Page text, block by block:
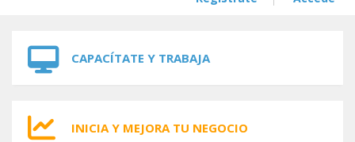
CAPACÍTATE Y TRABAJA
INICIA Y MEJORA TU NEGOCIO